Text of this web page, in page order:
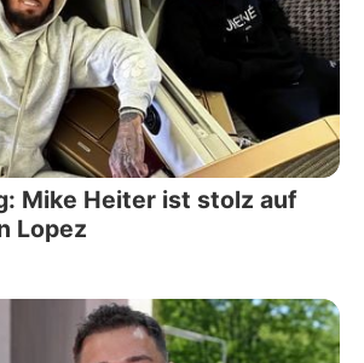
Mike Heiter ist stolz auf
Lopez